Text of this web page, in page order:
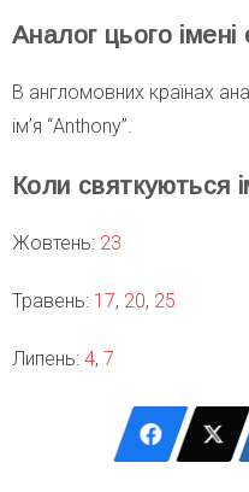
Аналог цього імені
В англомовних країнах
ім’я “Anthony”.
Коли святкуються
Жовтень: 23
Травень: 17, 20, 25
Липень: 4, 7